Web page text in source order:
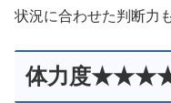
状況に合わせた判断力
体力度